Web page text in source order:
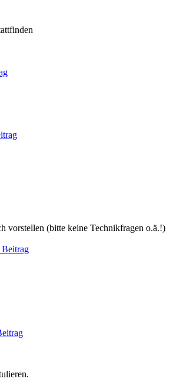
vorstellen (bitte keine Technikfragen o.ä.!)
Beitrag